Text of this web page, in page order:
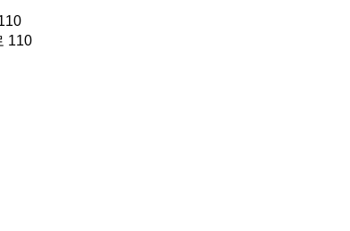
110